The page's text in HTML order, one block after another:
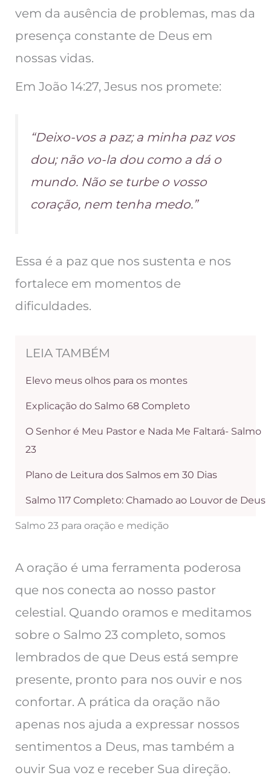
vem da ausência de problemas, mas da
presença constante de Deus em
nossas vidas.
Em João 14:27, Jesus nos promete:
“Deixo-vos a paz; a minha paz vos
dou; não vo-la dou como a dá o
mundo. Não se turbe o vosso
coração, nem tenha medo.”
Essa é a paz que nos sustenta e nos
fortalece em momentos de
dificuldades.
LEIA TAMBÉM
Elevo meus olhos para os montes
Explicação do Salmo 68 Completo
O Senhor é Meu Pastor e Nada Me Faltará- Salmo
23
Plano de Leitura dos Salmos em 30 Dias
Salmo 117 Completo: Chamado ao Louvor de Deus
Salmo 23 para oração e medição
A oração é uma ferramenta poderosa
que nos conecta ao nosso pastor
celestial. Quando oramos e meditamos
sobre o Salmo 23 completo, somos
lembrados de que Deus está sempre
presente, pronto para nos ouvir e nos
confortar. A prática da oração não
apenas nos ajuda a expressar nossos
sentimentos a Deus, mas também a
ouvir Sua voz e receber Sua direção.